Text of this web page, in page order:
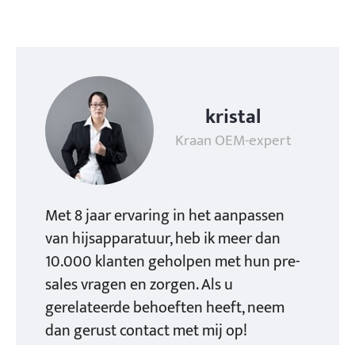
kristal
Kraan OEM-expert
Met 8 jaar ervaring in het aanpassen
van hijsapparatuur, heb ik meer dan
10.000 klanten geholpen met hun pre-
sales vragen en zorgen. Als u
gerelateerde behoeften heeft, neem
dan gerust contact met mij op!